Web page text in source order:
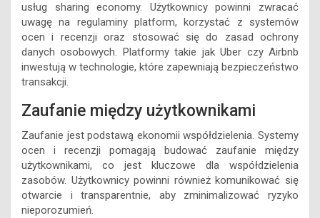
usług sharing economy. Użytkownicy powinni zwracać
uwagę na regulaminy platform, korzystać z systemów
ocen i recenzji oraz stosować się do zasad ochrony
danych osobowych. Platformy takie jak Uber czy Airbnb
inwestują w technologie, które zapewniają bezpieczeństwo
transakcji.
Zaufanie między użytkownikami
Zaufanie jest podstawą ekonomii współdzielenia. Systemy
ocen i recenzji pomagają budować zaufanie między
użytkownikami, co jest kluczowe dla współdzielenia
zasobów. Użytkownicy powinni również komunikować się
otwarcie i transparentnie, aby zminimalizować ryzyko
nieporozumień.